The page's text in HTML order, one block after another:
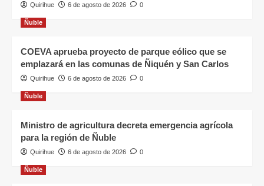
Quirihue 6 de agosto de 2026 0
Ñuble
COEVA aprueba proyecto de parque eólico que se
emplazará en las comunas de Ñiquén y San Carlos
Quirihue 6 de agosto de 2026 0
Ñuble
Ministro de agricultura decreta emergencia agrícola
para la región de Ñuble
Quirihue 6 de agosto de 2026 0
Ñuble